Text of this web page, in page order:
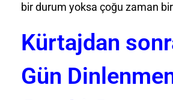
bir durum yoksa çoğu zaman
Kürtajdan
Gün